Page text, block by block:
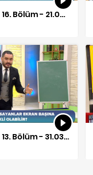
Konunun Uzmanı 16. Bölüm - 21.04.2022
Konunun Uzmanı 13. Bölüm - 31.03.2022